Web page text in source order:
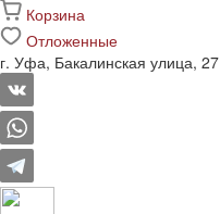
Корзина
Отложенные
г. Уфа, Бакалинская улица, 27